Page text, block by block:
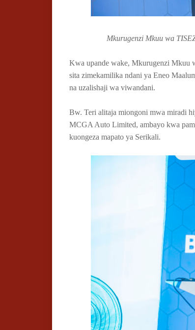
Mkurugenzi Mkuu wa TISEZA,
Kwa upande wake, Mkurugenzi Mkuu
sita zimekamilika ndani ya Eneo
na uzalishaji wa viwandani.
Bw. Teri alitaja miongoni mwa miradi
MCGA Auto Limited, ambayo kwa
kuongeza mapato ya Serikali.